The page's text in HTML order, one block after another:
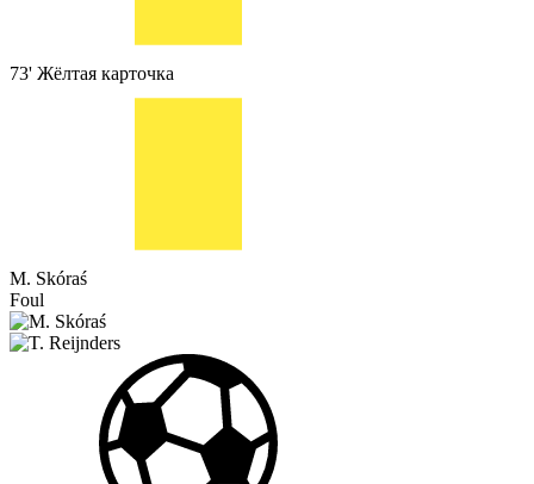
73' Жёлтая карточка
M. Skóraś
Foul